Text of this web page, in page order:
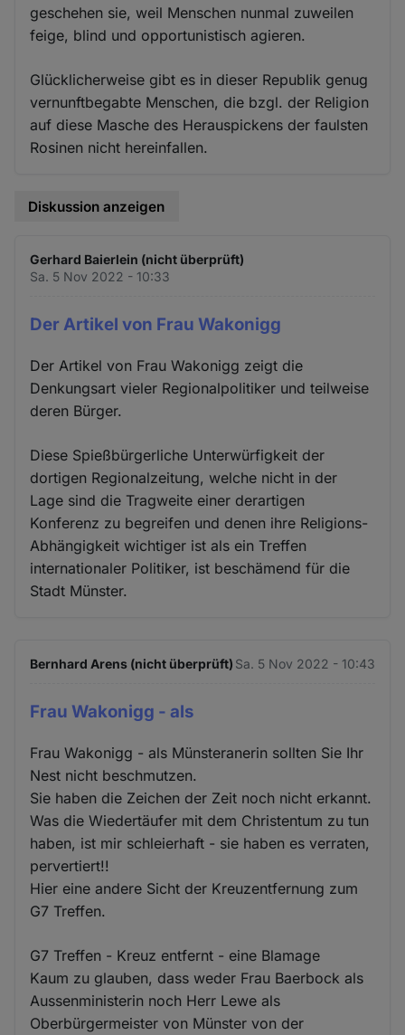
geschehen sie, weil Menschen nunmal zuweilen
feige, blind und opportunistisch agieren.
Glücklicherweise gibt es in dieser Republik genug
vernunftbegabte Menschen, die bzgl. der Religion
auf diese Masche des Herauspickens der faulsten
Rosinen nicht hereinfallen.
Diskussion anzeigen
Gerhard Baierlein (nicht überprüft)
Sa. 5 Nov 2022 - 10:33
Der Artikel von Frau Wakonigg
Der Artikel von Frau Wakonigg zeigt die
Denkungsart vieler Regionalpolitiker und teilweise
deren Bürger.
Diese Spießbürgerliche Unterwürfigkeit der
dortigen Regionalzeitung, welche nicht in der
Lage sind die Tragweite einer derartigen
Konferenz zu begreifen und denen ihre Religions-
Abhängigkeit wichtiger ist als ein Treffen
internationaler Politiker, ist beschämend für die
Stadt Münster.
Bernhard Arens (nicht überprüft) Sa. 5 Nov 2022 - 10:43
Frau Wakonigg - als
Frau Wakonigg - als Münsteranerin sollten Sie Ihr
Nest nicht beschmutzen.
Sie haben die Zeichen der Zeit noch nicht erkannt.
Was die Wiedertäufer mit dem Christentum zu tun
haben, ist mir schleierhaft - sie haben es verraten,
pervertiert!!
Hier eine andere Sicht der Kreuzentfernung zum
G7 Treffen.
G7 Treffen - Kreuz entfernt - eine Blamage
Kaum zu glauben, dass weder Frau Baerbock als
Aussenministerin noch Herr Lewe als
Oberbürgermeister von Münster von der